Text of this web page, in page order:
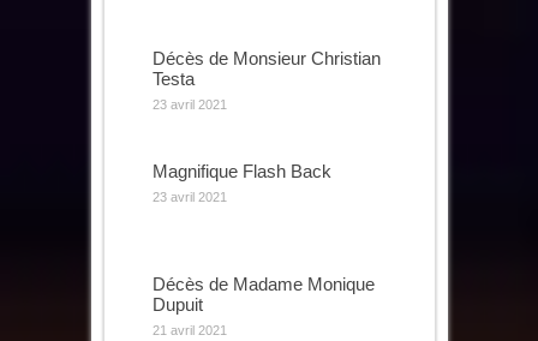
Décès de Monsieur Christian
Testa
23 avril 2021
Magnifique Flash Back
23 avril 2021
Décès de Madame Monique
Dupuit
21 avril 2021